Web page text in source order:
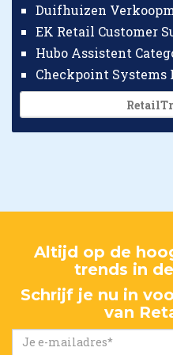
Duifhuizen
EK Retail Customer
Hubo Assistent
Altijd op de
trends in
Schrijf je nu in
van